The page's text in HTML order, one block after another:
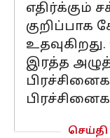
எதிர்க்கும்
குறிப்பாக
இரத்த
செய்தி